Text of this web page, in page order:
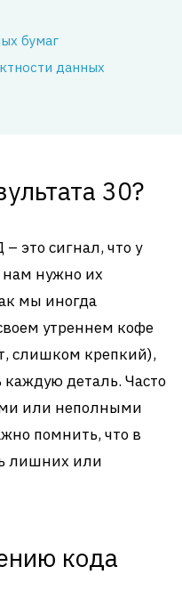
бумаг
данных
30?
– это сигнал, что у
нам нужно их
мы иногда
утреннем кофе
слишком крепкий),
каждую деталь. Часто
или неполными
помнить, что в
лишних или
кода